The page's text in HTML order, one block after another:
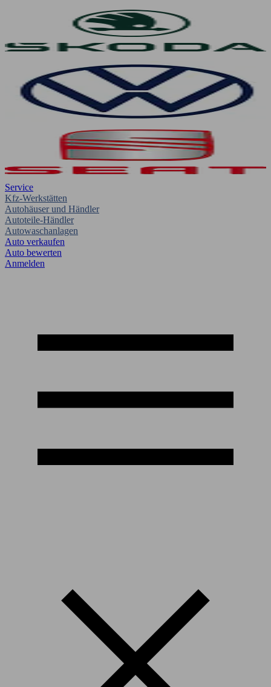
Service
Kfz-Werkstätten
Autohäuser und Händler
Autoteile-Händler
Autowaschanlagen
Auto verkaufen
Auto bewerten
Anmelden